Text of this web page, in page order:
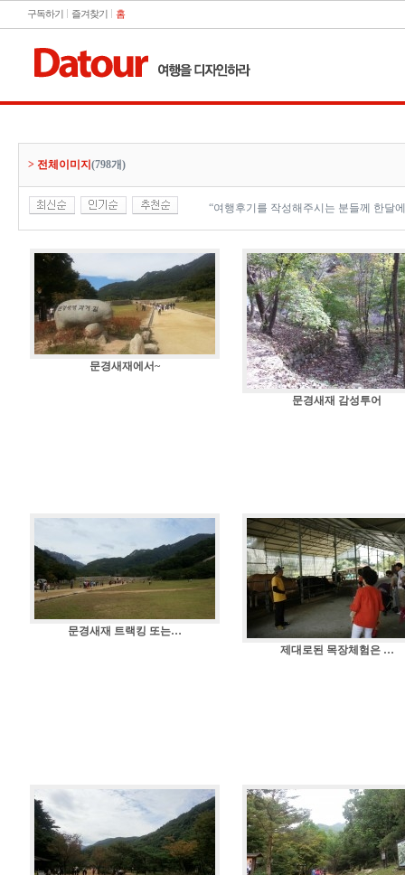
구독하기 즐겨찾기 홈
> 전체이미지 (798개)
“여행후기를 작성해주시는 분들께 한달
문경새재에서~
문경새재 감성투어
문경새재 트랙킹 또는…
제대로된 목장체험은 …